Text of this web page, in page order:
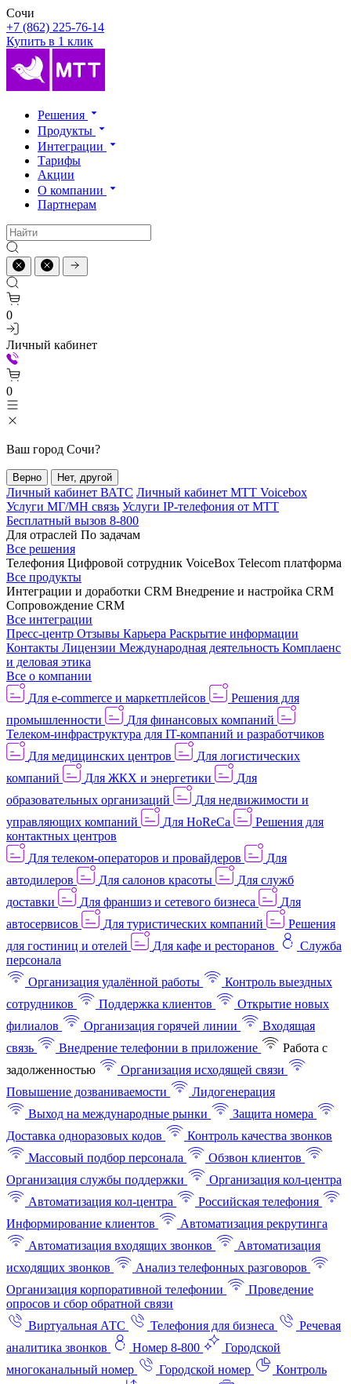
Сочи
+7 (862) 225-76-14
Купить в 1 клик
Решения
Продукты
Интеграции
Тарифы
Акции
О компании
Партнерам
0
Личный кабинет
0
Ваш город Сочи?
Верно Нет, другой
Личный кабинет ВАТС Личный кабинет МТТ Voicebox
Услуги МГ/МН связь Услуги IP-телефония от МТТ
Бесплатный вызов 8-800
Для отраслей По задачам
Все решения
Телефония Цифровой сотрудник VoiceBox Telecom платформа
Все продукты
Интеграции и доработки CRM Внедрение и настройка CRM
Сопровождение CRM
Все интеграции
Пресс-центр Отзывы Карьера Раскрытие информации
Контакты Лицензии Международная деятельность Комплаенс
и деловая этика
Все о компании
Для e-commerce и маркетплейсов
Решения для
промышленности
Для финансовых компаний
Телеком-инфраструктура для IT-компаний и разработчиков
Для медицинских центров
Для логистических
компаний
Для ЖКХ и энергетики
Для
образовательных организаций
Для недвижимости и
управляющих компаний
Для HoReCa
Решения для
контактных центров
Для телеком-операторов и провайдеров
Для
автодилеров
Для салонов красоты
Для служб
доставки
Для франшиз и сетевого бизнеса
Для
автосервисов
Для туристических компаний
Решения
для гостиниц и отелей
Для кафе и ресторанов
Служба
персонала
Организация удалённой работы
Контроль выездных
сотрудников
Поддержка клиентов
Открытие новых
филиалов
Организация горячей линии
Входящая
связь
Внедрение телефонии в приложение
Работа с
задолженностью
Организация исходящей связи
Повышение дозваниваемости
Лидогенерация
Выход на международные рынки
Защита номера
Доставка одноразовых кодов
Контроль качества звонков
Массовый подбор персонала
Обзвон клиентов
Организация службы поддержки
Организация кол-центра
Автоматизация кол-центра
Российская телефония
Информирование клиентов
Автоматизация рекрутинга
Автоматизация входящих звонков
Автоматизация
исходящих звонков
Анализ телефонных разговоров
Организация корпоративной телефонии
Проведение
опросов и сбор обратной связи
Виртуальная АТС
Телефония для бизнеса
Речевая
аналитика звонков
Номер 8-800
Городской
многоканальный номер
Городской номер
Контроль